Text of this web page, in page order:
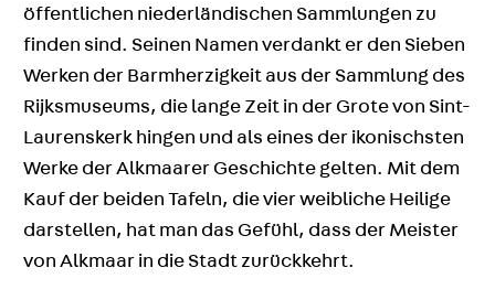
öffentlichen niederländischen Sammlungen zu
finden sind. Seinen Namen verdankt er den Sieben
Werken der Barmherzigkeit aus der Sammlung des
Rijksmuseums, die lange Zeit in der Grote von Sint-
Laurenskerk hingen und als eines der ikonischsten
Werke der Alkmaarer Geschichte gelten. Mit dem
Kauf der beiden Tafeln, die vier weibliche Heilige
darstellen, hat man das Gefühl, dass der Meister
von Alkmaar in die Stadt zurückkehrt.